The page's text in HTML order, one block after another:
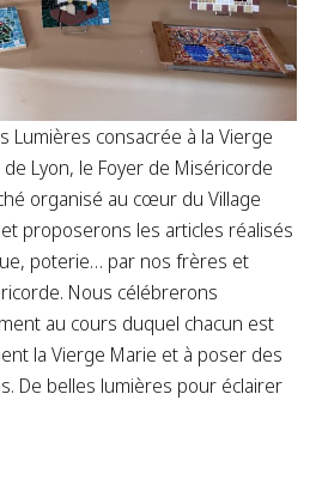
Lumières consacrée à la Vierge
Lyon, le Foyer de Miséricorde
organisé au cœur du Village
proposerons les articles réalisés
poterie… par nos frères et
Nous célébrerons
au cours duquel chacun est
la Vierge Marie et à poser des
De belles lumières pour éclairer